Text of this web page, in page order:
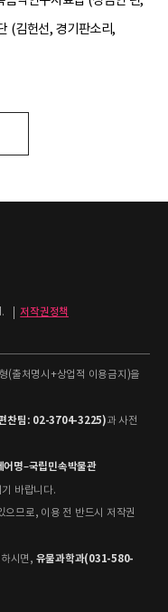
(김헌선, 경기판소리,
저작권정책
(출처명시+상업적 이용금지)을
찬팀: 02-3704-3225)과 사전
어명–국립민속박물관
바랍니다.
으므로, 이용 전 반드시 저작권
시면, 유물과학과(031-580-